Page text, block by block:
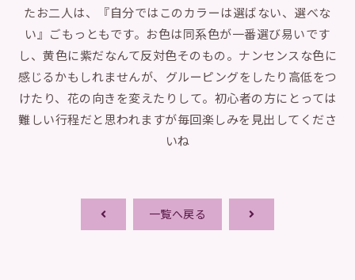
たお二人は、『自分ではこのカラーは選ばない、選べな
い』ごもっともです。お色は同系色が一番選び易いです
し、黄色に紫だなんて反対色そのもの。ナンセンスな色に
感じるかもしれませんが、グルーピングをしたり高低をつ
けたり、花の向きを変えたりして。初心者の方にとっては
難しい行程だと思われますが毎回楽しみを見出してくださ
いね
一覧へ戻る